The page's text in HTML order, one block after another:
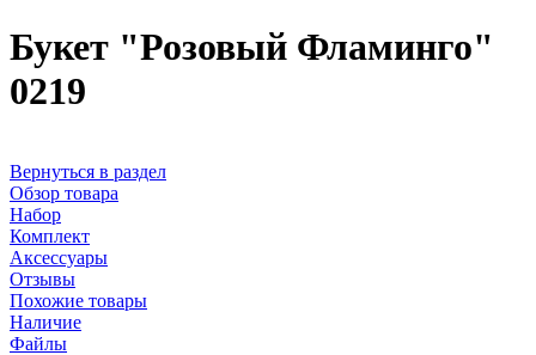
Букет "Розовый Фламинго"
0219
Вернуться в раздел
Обзор товара
Набор
Комплект
Аксессуары
Отзывы
Похожие товары
Наличие
Файлы